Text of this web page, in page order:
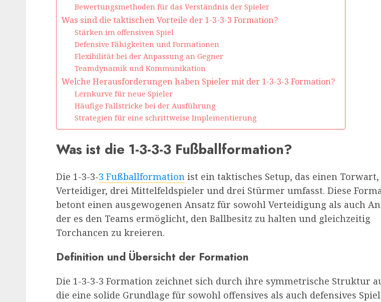
Bewertungsmethoden für das Verständnis der Spieler
Was sind die taktischen Vorteile der 1-3-3-3 Formation?
Stärken im offensiven Spiel
Defensive Fähigkeiten und Formationen
Flexibilität bei der Anpassung an Gegner
Teamdynamik und Kommunikation
Welche Herausforderungen haben Spieler mit der 1-3-3-3 Formation?
Lernkurve für neue Spieler
Häufige Fallstricke bei der Ausführung
Strategien für eine schrittweise Implementierung
Was ist die 1-3-3-3 Fußballformation?
Die 1-3-3-3 Fußballformation ist ein taktisches Setup, das einen
Verteidiger, drei Mittelfeldspieler und drei Stürmer umfasst. Diese
betont einen ausgewogenen Ansatz für sowohl Verteidigung als auch
der es den Teams ermöglicht, den Ballbesitz zu halten und gleichzeitig
Torchancen zu kreieren.
Definition und Übersicht der Formation
Die 1-3-3-3 Formation zeichnet sich durch ihre symmetrische Struktur
die eine solide Grundlage für sowohl offensives als auch defensives Spiel